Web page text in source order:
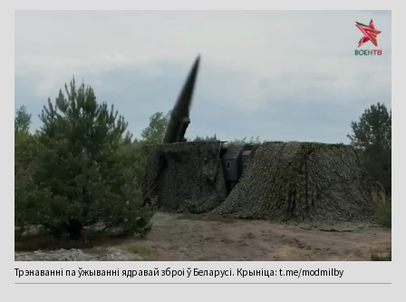
Трэнаванні па ўжыванні ядравай зброі ў Беларусі. Крыніца: t.me/modmilby